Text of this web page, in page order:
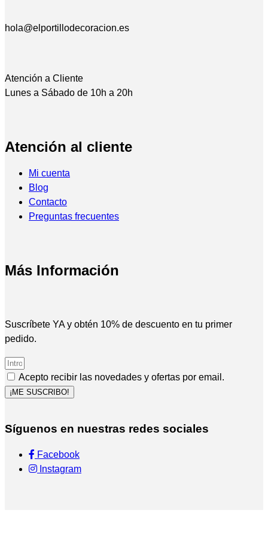
hola@elportillodecoracion.es
Atención a Cliente
Lunes a Sábado de 10h a 20h
Atención al cliente
Mi cuenta
Blog
Contacto
Preguntas frecuentes
Más Información
Suscríbete YA y obtén 10% de descuento en tu primer
pedido.
Acepto recibir las novedades y ofertas por email.
¡ME SUSCRIBO!
Síguenos en nuestras redes sociales
Facebook
Instagram